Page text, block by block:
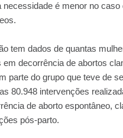
necessidade é menor no caso
tem dados de quantas
em decorrência de abortos
parte do grupo que teve de
80.948 intervenções
de aborto espontâneo,
pós-parto.